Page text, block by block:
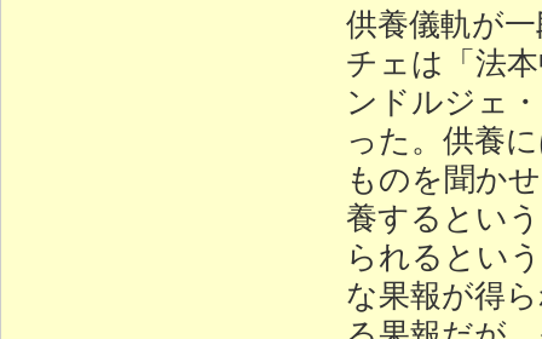
供養儀軌が
チェは「法
ンドルジェ
った。供養
ものを聞か
養するとい
られるとい
な果報が得